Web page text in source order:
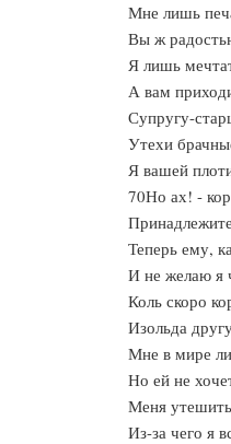
Мне лишь
Вы ж
Я лишь
А вам
Супругу-
Утехи
Я вашей
70Но ах! -
Теперь ему,
И не желаю я
Коль скоро
Изольда
Мне в мире
Но ей не
Меня
Из-за чего я